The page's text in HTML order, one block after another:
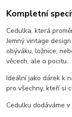
Kompletní
Cedulka, která
Jemný vintage
obýváku, ložnice,
věcech, ale o pocitu.
Ideální jako dárek k
pro všechny, kteří si
Cedulku dodáváme